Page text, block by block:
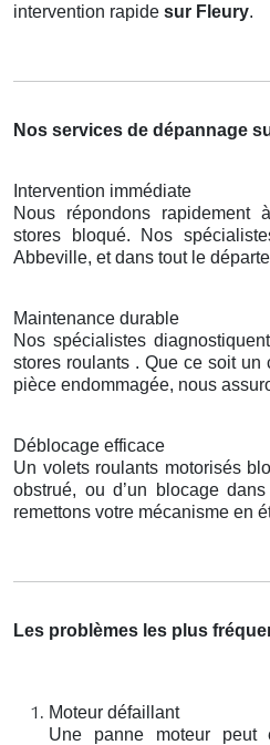
intervention rapide sur Fleury.
Nos services de dépannage
Intervention immédiate
Nous répondons rapidement
stores bloqué. Nos
Abbeville, et dans tout le
Maintenance durable
Nos spécialistes
stores roulants . Que ce soit un
pièce endommagée, nous
Déblocage efficace
Un volets roulants motorisés
obstrué, ou d’un blocage
remettons votre mécanisme en
Les problèmes les plus
Moteur défaillant
Une panne moteur peut